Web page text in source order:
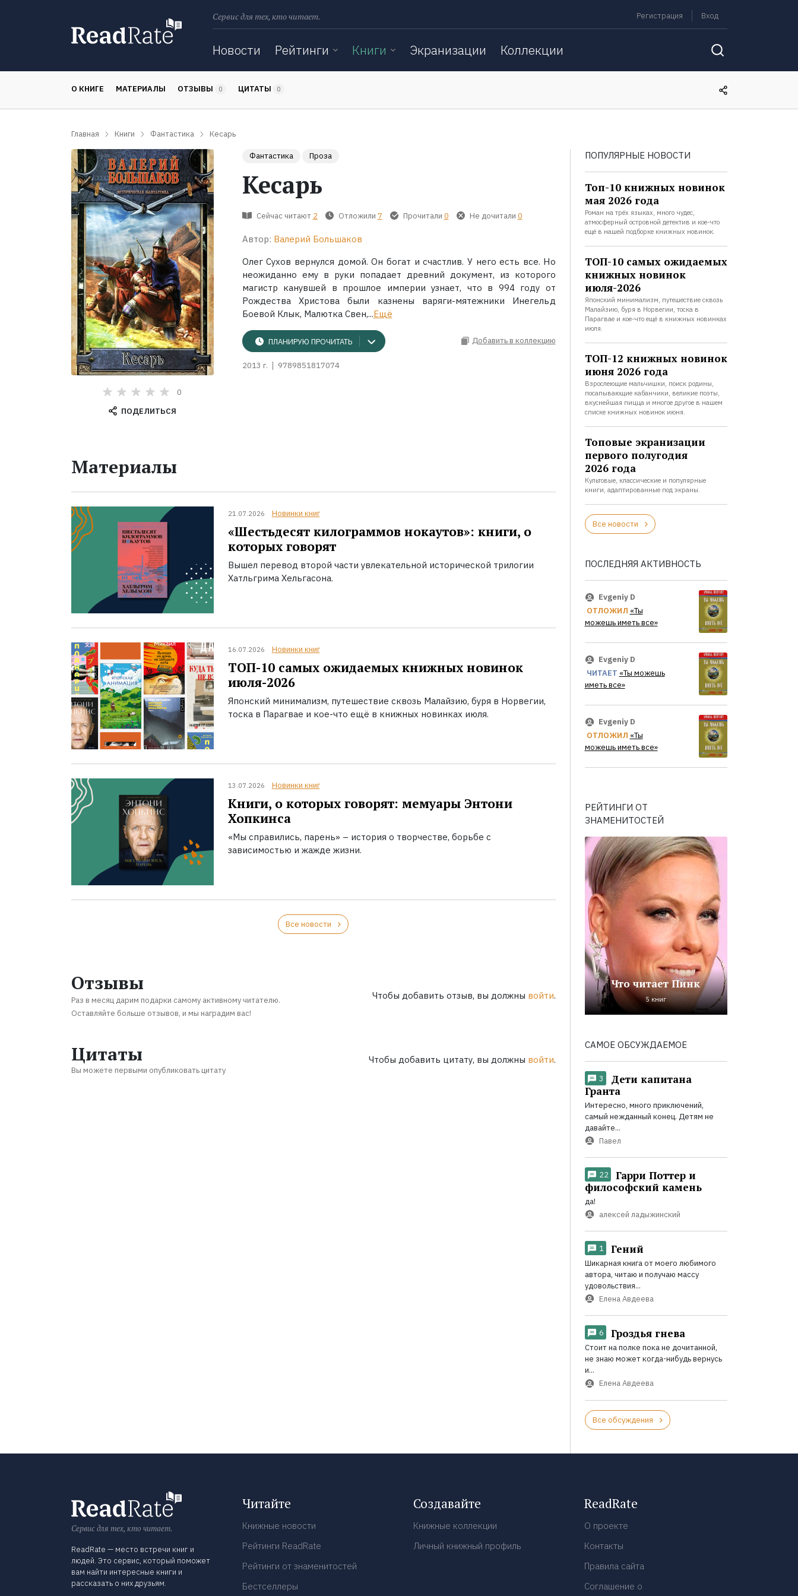
Сервис для тех, кто читает. Регистрация Вход
Новости Рейтинги Книги Экранизации Коллекции
О КНИГЕ МАТЕРИАЛЫ ОТЗЫВЫ 0 ЦИТАТЫ 0
Главная Книги Фантастика Кесарь
0
ПОДЕЛИТЬСЯ
Фантастика Проза
Кесарь
Сейчас читают 2 Отложили 7 Прочитали 0 Не дочитали 0
Автор: Валерий Большаков
Олег Сухов вернулся домой. Он богат и счастлив. У него есть все. Но
неожиданно ему в руки попадает древний документ, из которого
магистр канувшей в прошлое империи узнает, что в 994 году от
Рождества Христова были казнены варяги-мятежники Инегельд
Боевой Клык, Малютка Свен,...Ещё
ПЛАНИРУЮ ПРОЧИТАТЬ Добавить в коллекцию
2013 г. 9789851817074
Материалы
21.07.2026 Новинки книг
«Шестьдесят килограммов нокаутов»: книги, о
которых говорят
Вышел перевод второй части увлекательной исторической трилогии
Хатльгрима Хельгасона.
16.07.2026 Новинки книг
ТОП-10 самых ожидаемых книжных новинок
июля-2026
Японский минимализм, путешествие сквозь Малайзию, буря в Норвегии,
тоска в Парагвае и кое-что ещё в книжных новинках июля.
13.07.2026 Новинки книг
Книги, о которых говорят: мемуары Энтони
Хопкинса
«Мы справились, парень» – история о творчестве, борьбе с
зависимостью и жажде жизни.
Все новости
Отзывы
Раз в месяц дарим подарки самому активному читателю.
Оставляйте больше отзывов, и мы наградим вас!
Чтобы добавить отзыв, вы должны войти.
Цитаты
Вы можете первыми опубликовать цитату
Чтобы добавить цитату, вы должны войти.
ПОПУЛЯРНЫЕ НОВОСТИ
Топ-10 книжных новинок
мая 2026 года
Роман на трёх языках, много чудес,
атмосферный островной детектив и кое-что
ещё в нашей подборке книжных новинок.
ТОП-10 самых ожидаемых
книжных новинок
июля-2026
Японский минимализм, путешествие сквозь
Малайзию, буря в Норвегии, тоска в
Парагвае и кое-что ещё в книжных новинках
июля.
ТОП-12 книжных новинок
июня 2026 года
Взрослеющие мальчишки, поиск родины,
посапывающие кабанчики, великие поэты,
вкуснейшая пицца и многое другое в нашем
списке книжных новинок июня.
Топовые экранизации
первого полугодия
2026 года
Культовые, классические и популярные
книги, адаптированные под экраны.
Все новости
ПОСЛЕДНЯЯ АКТИВНОСТЬ
Evgeniy D
ОТЛОЖИЛ «Ты
можешь иметь все»
Evgeniy D
ЧИТАЕТ «Ты можешь
иметь все»
Evgeniy D
ОТЛОЖИЛ «Ты
можешь иметь все»
РЕЙТИНГИ ОТ
ЗНАМЕНИТОСТЕЙ
Что читает Пинк
5 книг
САМОЕ ОБСУЖДАЕМОЕ
3
Дети капитана
Гранта
Интересно, много приключений,
самый нежданный конец. Детям не
давайте...
Павел
22
Гарри Поттер и
философский камень
да!
алексей ладыжинский
1 Гений
Шикарная книга от моего любимого
автора, читаю и получаю массу
удовольствия...
Елена Авдеева
6 Гроздья гнева
Стоит на полке пока не дочитанной,
не знаю может когда-нибудь вернусь
и...
Елена Авдеева
Все обсуждения
Сервис для тех, кто читает.
ReadRate — место встречи книг и
людей. Это сервис, который поможет
вам найти интересные книги и
рассказать о них друзьям.
Читайте
Книжные новости
Рейтинги ReadRate
Рейтинги от знаменитостей
Бестселлеры
Создавайте
Книжные коллекции
Личный книжный профиль
ReadRate
О проекте
Контакты
Правила сайта
Соглашение о